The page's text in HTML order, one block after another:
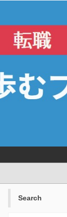
Search